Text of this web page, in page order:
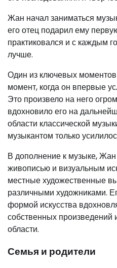
Жан начал заниматься
его отец подарил ему
практиковался и с каждым
лучше.
Один из ключевых
момент, когда он впервые
Это произвело на него
вдохновило его на
области классической
музыкантом только
В дополнение к музыке,
живописью и визуальным
местные художественные
различными художниками.
формой искусства
собственных произведений
области.
Семья и родители